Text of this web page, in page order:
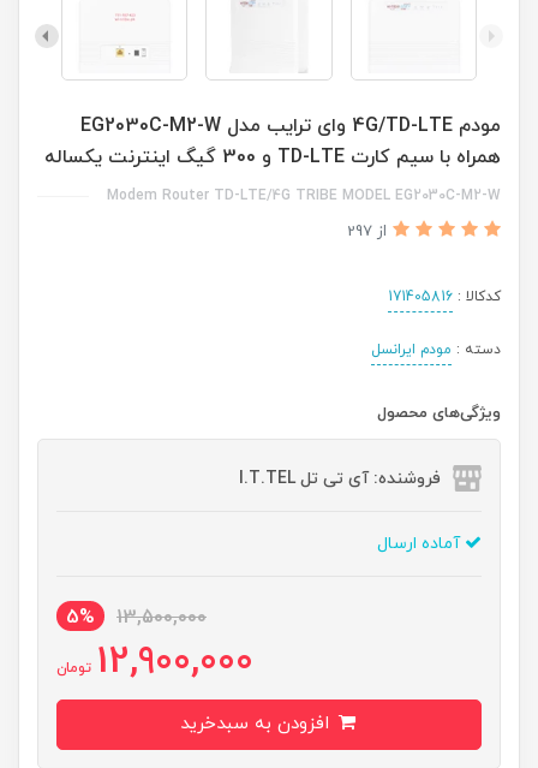
مودم 4G/TD-LTE وای ترایب مدل EG2030C-M2-W
همراه با سیم کارت TD-LTE و 300 گیگ اینترنت یکساله
Modem Router TD-LTE/4G TRIBE MODEL EG2030C-M2-W
از 297
کدکالا : 171405816
دسته : مودم ایرانسل
ویژگی‌های محصول
فروشنده: آی تی تل I.T.TEL
آماده ارسال
13,500,000
5%
12,900,000 تومان